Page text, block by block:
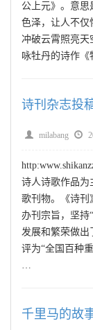
公上元》。意
色泽，让人不仅
冲破云霄照亮天
咏牡丹的诗作
诗刊杂志投
milabang
诗人诗歌作品为
歌刊物。《诗刊
办刊宗旨，坚持
发展和繁荣做出
评为“全国百种
…
千里马的故